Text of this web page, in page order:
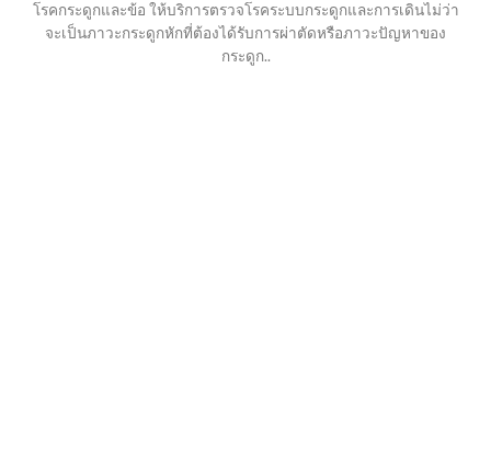
โรคกระดูกและข้อ ให้บริการตรวจโรคระบบกระดูกและการเดินไม่ว่า
จะเป็นภาวะกระดูกหักที่ต้องได้รับการผ่าตัดหรือภาวะปัญหาของ
กระดูก..